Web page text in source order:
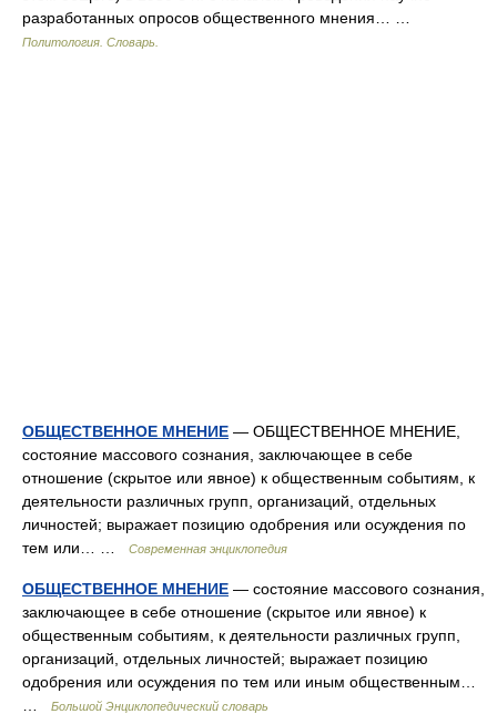
разработанных опросов общественного мнения… …
Политология. Словарь.
ОБЩЕСТВЕННОЕ МНЕНИЕ — ОБЩЕСТВЕННОЕ МНЕНИЕ,
состояние массового сознания, заключающее в себе
отношение (скрытое или явное) к общественным событиям, к
деятельности различных групп, организаций, отдельных
личностей; выражает позицию одобрения или осуждения по
тем или… …
Современная энциклопедия
ОБЩЕСТВЕННОЕ МНЕНИЕ — состояние массового сознания,
заключающее в себе отношение (скрытое или явное) к
общественным событиям, к деятельности различных групп,
организаций, отдельных личностей; выражает позицию
одобрения или осуждения по тем или иным общественным…
Большой Энциклопедический словарь